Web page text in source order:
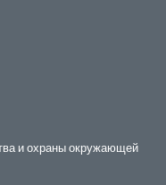
и охраны окружающей